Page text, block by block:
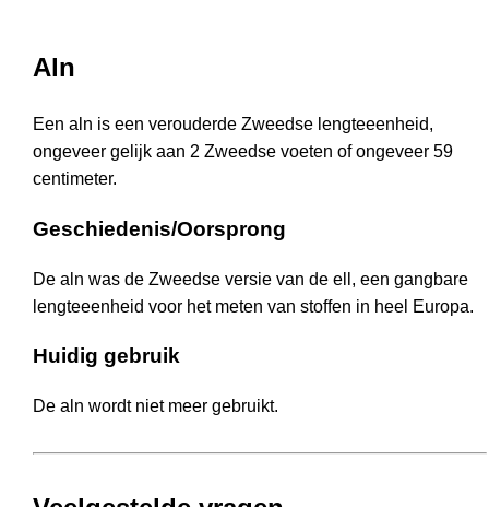
Aln
Een aln is een verouderde Zweedse lengteeenheid,
ongeveer gelijk aan 2 Zweedse voeten of ongeveer 59
centimeter.
Geschiedenis/Oorsprong
De aln was de Zweedse versie van de ell, een gangbare
lengteeenheid voor het meten van stoffen in heel Europa.
Huidig gebruik
De aln wordt niet meer gebruikt.